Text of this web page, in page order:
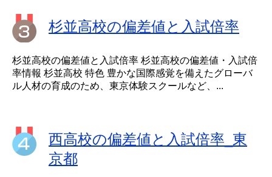
杉並高校の偏差値と入試倍率
杉並高校の偏差値と入試倍率 杉並高校の偏差値・入試倍
率情報 杉並高校 特色 豊かな国際感覚を備えたグローバ
ル人材の育成のため、東京体験スクールなど、...
西高校の偏差値と入試倍率_東
京都